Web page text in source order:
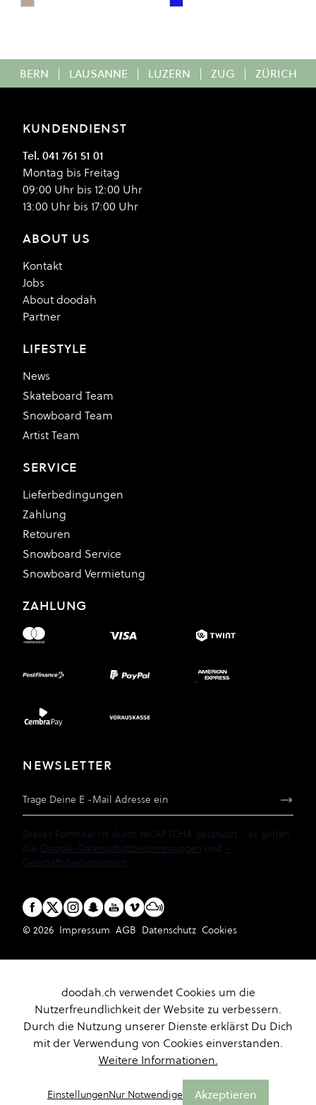
Colour
Stone Colour
LIGHT BLUE WASH
BERN | LAUSANNE | LUZERN | ZUG | ZÜRICH
KUNDENDIENST
Tel. 041 761 51 01
Montag bis Freitag
09:00 Uhr bis 12:00 Uhr
13:00 Uhr bis 17:00 Uhr
ABOUT US
Kontakt
Jobs
About doodah
Partner
LIFESTYLE
News
Skateboard Team
Snowboard Team
Artist Team
SERVICE
Lieferbedingungen
Zahlung
Retouren
Snowboard Service
Snowboard Vermietung
ZAHLUNG
NEWSLETTER
Dieses Formular ist durch reCAPTCHA geschützt - es gelten
die Google-Datenschutzbestimmungen und -
Geschäftsbedingungen.
© 2026 Impressum AGB Datenschutz Cookies
doodah.ch verwendet Cookies um die
Nutzerfreundlichkeit der Website zu verbessern.
Durch die Nutzung unserer Dienste erklärst Du Dich
mit der Verwendung von Cookies einverstanden.
Weitere Informationen.
EinstellungenNur Notwendige Akzeptieren